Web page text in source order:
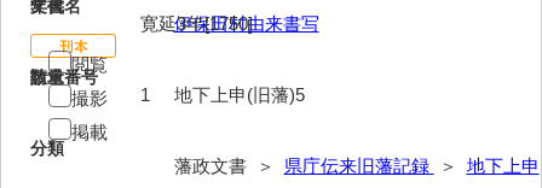
5
文書名
伊保田村由来書写
請求番号
地下上申(旧藩)5
分類
藩政文書 ＞ 県庁伝来旧藩記録 ＞ 地下上申
年代
寛延3年[1750]
数量
1
閲覧
撮影
掲載